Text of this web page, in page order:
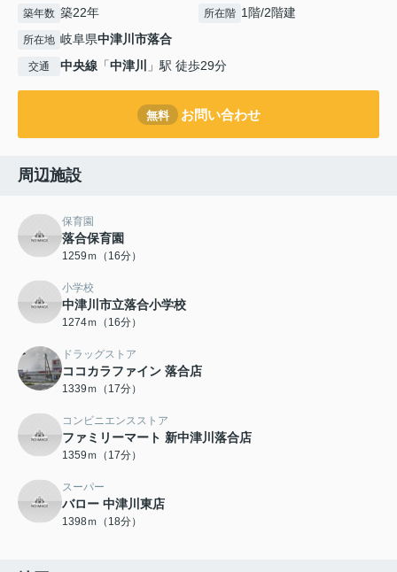
築年数 築22年 所在階 1階/2階建
所在地 岐阜県中津川市落合
交通 中央線 「中津川 」駅 徒歩29分
無料 お問い合わせ
周辺施設
保育園
落合保育園
1259ｍ（16分）
小学校
中津川市立落合小学校
1274ｍ（16分）
ドラッグストア
ココカラファイン 落合店
1339ｍ（17分）
コンビニエンスストア
ファミリーマート 新中津川落合店
1359ｍ（17分）
スーパー
バロー 中津川東店
1398ｍ（18分）